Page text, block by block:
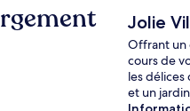
Jolie
Offrant un
cours de
les
et un jardin.